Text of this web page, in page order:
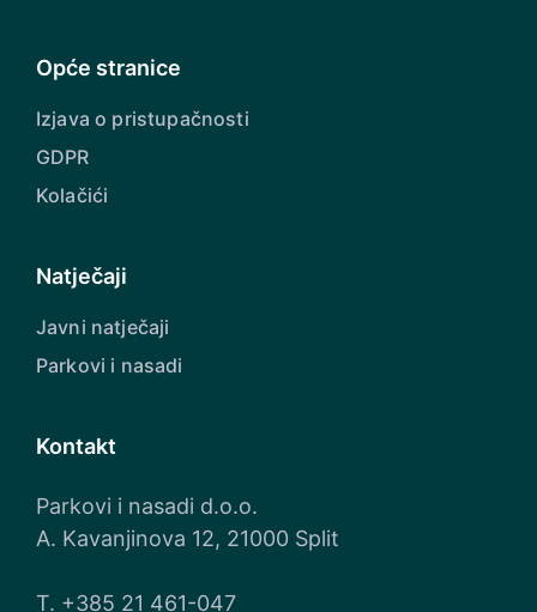
Opće stranice
Izjava o pristupačnosti
GDPR
Kolačići
Natječaji
Javni natječaji
Parkovi i nasadi
Kontakt
Parkovi i nasadi d.o.o.
A. Kavanjinova 12, 21000 Split
T. +385 21 461-047